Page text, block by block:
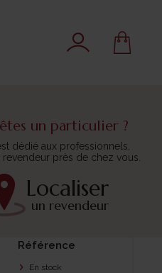
un particulier ?
dédié aux professionnels,
près de chez vous.
Localiser
un revendeur
Référence
En stock